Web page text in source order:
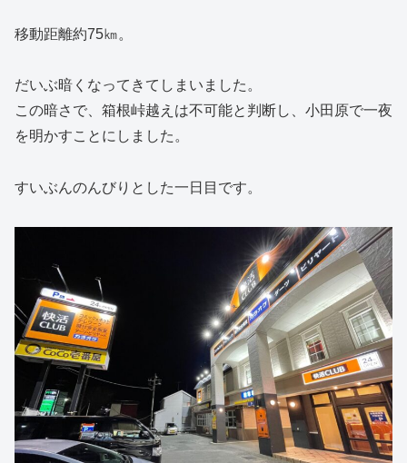
移動距離約75㎞。
だいぶ暗くなってきてしまいました。
この暗さで、箱根峠越えは不可能と判断し、小田原で一夜
を明かすことにしました。
すいぶんのんびりとした一日目です。